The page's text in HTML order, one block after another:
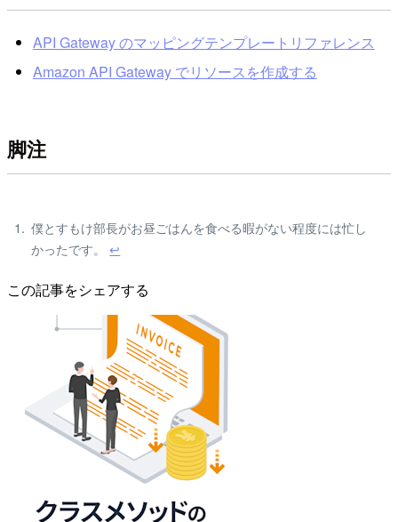
API Gateway のマッピングテンプレートリファレンス
Amazon API Gateway でリソースを作成する
脚注
僕とすもけ部長がお昼ごはんを食べる暇がない程度には忙し
かったです。↩
この記事をシェアする